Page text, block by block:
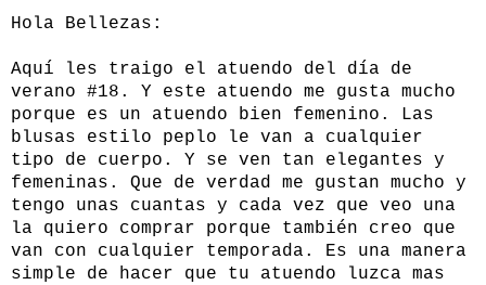
Hola Bellezas:
Aquí les traigo el atuendo del día de
verano #18. Y este atuendo me gusta mucho
porque es un atuendo bien femenino. Las
blusas estilo peplo le van a cualquier
tipo de cuerpo. Y se ven tan elegantes y
femeninas. Que de verdad me gustan mucho y
tengo unas cuantas y cada vez que veo una
la quiero comprar porque también creo que
van con cualquier temporada. Es una manera
simple de hacer que tu atuendo luzca mas